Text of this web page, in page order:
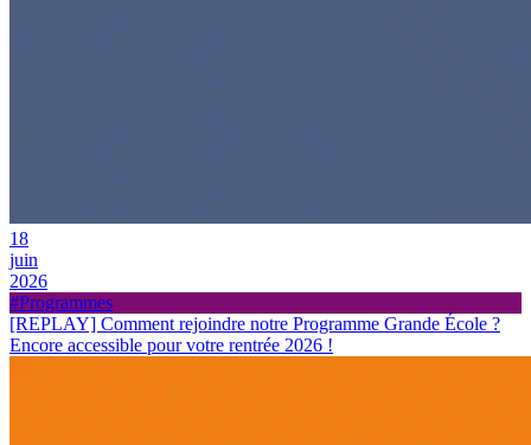
18
juin
2026
#Programmes
[REPLAY] Comment rejoindre notre Programme Grande École ?
Encore accessible pour votre rentrée 2026 !